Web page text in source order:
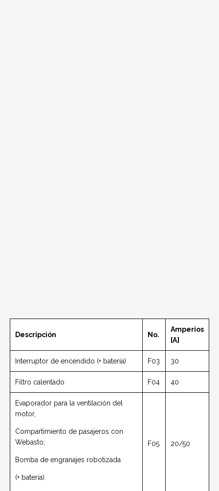
Descripción No.
Amperios
[A]
Interruptor de encendido (+ batería) F03 30
Filtro calentado F04 40
Evaporador para la ventilación del
motor,
Compartimiento de pasajeros con
Webasto;
Bomba de engranajes robotizada
(+ batería).
F05 20/50